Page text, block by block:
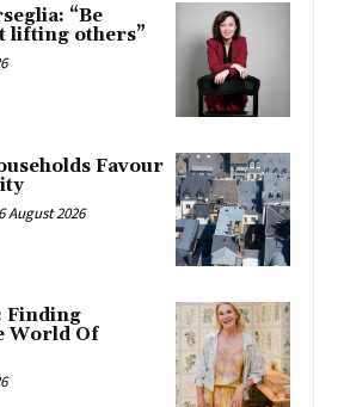
“Be
lifting others”
Favour
6 August 2026
Finding
World Of